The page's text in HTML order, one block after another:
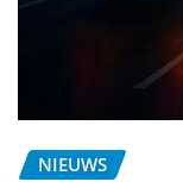
NIEUWS